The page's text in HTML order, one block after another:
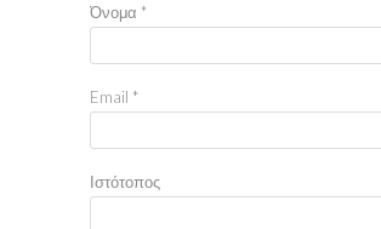
Όνομα *
Email *
Ιστότοπος